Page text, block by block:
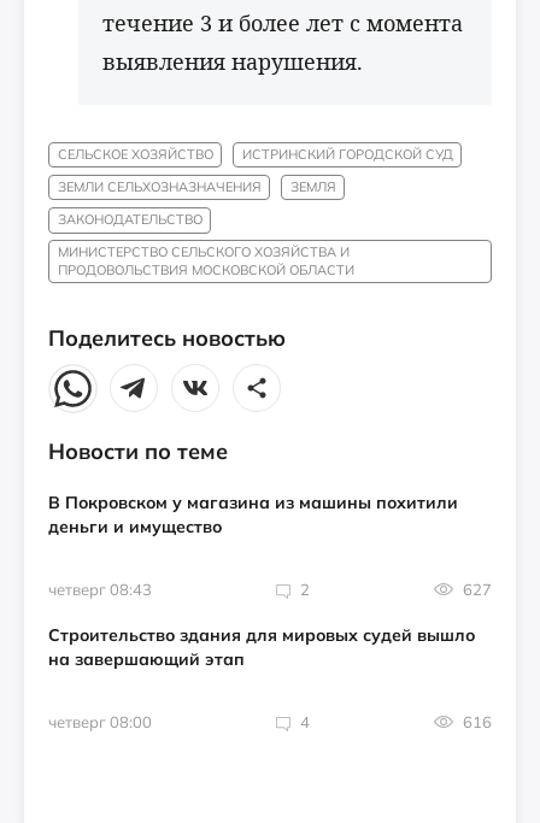
течение 3 и более лет с момента
выявления нарушения.
СЕЛЬСКОЕ ХОЗЯЙСТВО
ИСТРИНСКИЙ ГОРОДСКОЙ СУД
ЗЕМЛИ СЕЛЬХОЗНАЗНАЧЕНИЯ
ЗЕМЛЯ
ЗАКОНОДАТЕЛЬСТВО
МИНИСТЕРСТВО СЕЛЬСКОГО ХОЗЯЙСТВА И
ПРОДОВОЛЬСТВИЯ МОСКОВСКОЙ ОБЛАСТИ
Поделитесь новостью
Новости по теме
В Покровском у магазина из машины похитили
деньги и имущество
четверг 08:43 2 627
Строительство здания для мировых судей вышло
на завершающий этап
четверг 08:00 4 616